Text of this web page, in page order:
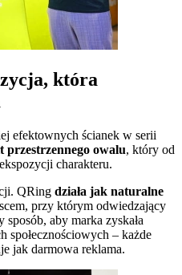
która
efektownych ścianek w serii
przestrzennego owalu, który od
charakteru.
QRing działa jak naturalne
przy którym odwiedzający
sposób, aby marka zyskała
społecznościowych – każde
jak darmowa reklama.